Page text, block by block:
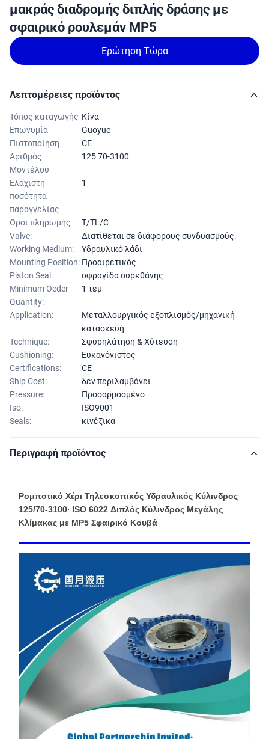
μακράς διαδρομής διπλής δράσης με
σφαιρικό ρουλεμάν MP5
Ερώτηση Τώρα
Λεπτομέρειες προϊόντος
Τόπος καταγωγής Κίνα
Επωνυμία
Guoyue
Πιστοποίηση
CE
Αριθμός
Μοντέλου
125 70-3100
Ελάχιστη
ποσότητα
παραγγελίας
1
Όροι πληρωμής
T/TL/C
Valve:
Διατίθεται σε διάφορους συνδυασμούς.
Working Medium:
Υδραυλικό λάδι
Mounting Position: Προαιρετικός
Piston Seal:
σφραγίδα ουρεθάνης
Minimum Oeder
Quantity:
1 τεμ
Application:
Μεταλλουργικός εξοπλισμός/μηχανική
κατασκευή
Technique:
Σφυρηλάτηση & Χύτευση
Cushioning:
Ευκανόνιστος
Certifications:
CE
Ship Cost:
δεν περιλαμβάνει
Pressure:
Προσαρμοσμένο
Iso:
ISO9001
Seals:
κινέζικα
Περιγραφή προϊόντος
Ρομποτικό Χέρι Τηλεσκοπικός Υδραυλικός Κύλινδρος
125/70-3100∙ ISO 6022 Διπλός Κύλινδρος Μεγάλης
Κλίμακας με MP5 Σφαιρικό Κουβά